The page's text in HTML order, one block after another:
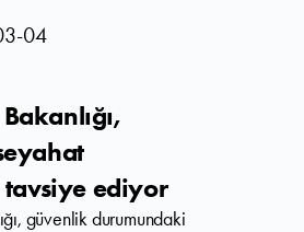
04
ediyor
güvenlik durumundaki